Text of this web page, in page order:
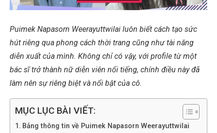
Puimek Napasorn Weerayuttwilai luôn biết cách tạo sức
hút riêng qua phong cách thời trang cũng như tài năng
diễn xuất của mình. Không chỉ có vậy, với profile từ một
bác sĩ trở thành nữ diễn viên nổi tiếng, chính điều này đã
làm nên sự riêng biệt và nổi bật của cô.
MỤC LỤC BÀI VIẾT:
Bảng thông tin về Puimek Napasorn Weerayuttwilai